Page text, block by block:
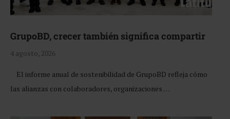
GrupoBD, crecer también significa compartir
4 agosto, 2026
El informe anual de sostenibilidad de GrupoBD refleja cómo
las alianzas con colaboradores, organizaciones …